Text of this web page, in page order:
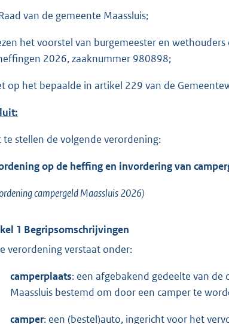
van de gemeente Maassluis;
het voorstel van burgemeester en
2026, zaaknummer 980898;
op het bepaalde in artikel 229 van de
te stellen de volgende verordening:
op de heffing en invordering van
campergeld Maassluis 2026)
1 Begripsomschrijvingen
verordening verstaat onder:
camperplaats: een afgebakend gedeelte van de
Maassluis bestemd om door een camper te
camper: een (bestel)auto, ingericht voor het